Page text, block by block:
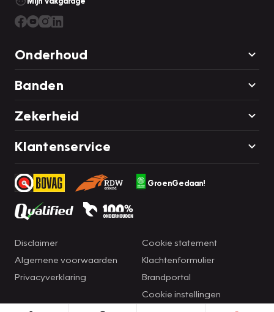
Onderhoud
Banden
Zekerheid
Klantenservice
GroenGedaan!
Disclaimer
Algemene voorwaarden
Privacyverklaring
Cookie statement
Klachtenformulier
Brandportal
Cookie instellingen